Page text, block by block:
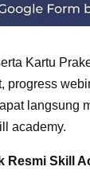
Kartu
progress
langsung
academy.
Resmi Skill